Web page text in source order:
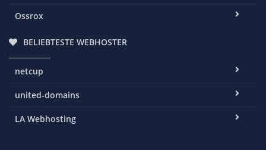
Ossrox
BELIEBTESTE WEBHOSTER
netcup
united-domains
LA Webhosting